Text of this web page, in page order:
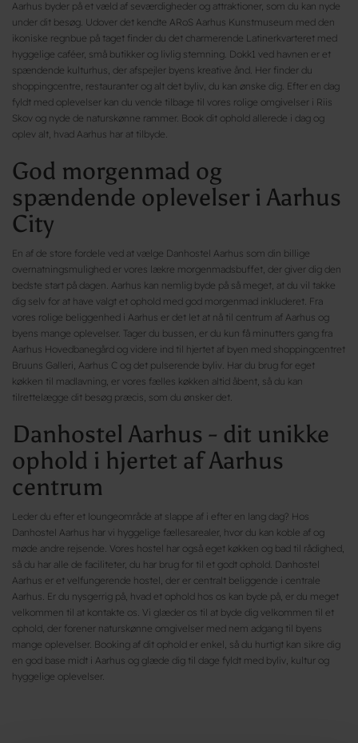
Aarhus byder på et væld af seværdigheder og attraktioner, som du kan nyde
under dit besøg. Udover det kendte ARoS Aarhus Kunstmuseum med den
ikoniske regnbue på taget finder du det charmerende Latinerkvarteret med
hyggelige caféer, små butikker og livlig stemning. Dokk1 ved havnen er et
spændende kulturhus, der afspejler byens kreative ånd. Her finder du
shoppingcentre, restauranter og alt det byliv, du kan ønske dig. Efter en dag
fyldt med oplevelser kan du vende tilbage til vores rolige omgivelser i Riis
Skov og nyde de naturskønne rammer. Book dit ophold allerede i dag og
oplev alt, hvad Aarhus har at tilbyde.
God morgenmad og
spændende oplevelser i Aarhus
City
En af de store fordele ved at vælge Danhostel Aarhus som din billige
overnatningsmulighed er vores lækre morgenmadsbuffet, der giver dig den
bedste start på dagen. Aarhus kan nemlig byde på så meget, at du vil takke
dig selv for at have valgt et ophold med god morgenmad inkluderet. Fra
vores rolige beliggenhed i Aarhus er det let at nå til centrum af Aarhus og
byens mange oplevelser. Tager du bussen, er du kun få minutters gang fra
Aarhus Hovedbanegård og videre ind til hjertet af byen med shoppingcentret
Bruuns Galleri, Aarhus C og det pulserende byliv. Har du brug for eget
køkken til madlavning, er vores fælles køkken altid åbent, så du kan
tilrettelægge dit besøg præcis, som du ønsker det.
Danhostel Aarhus - dit unikke
ophold i hjertet af Aarhus
centrum
Leder du efter et loungeområde at slappe af i efter en lang dag? Hos
Danhostel Aarhus har vi hyggelige fællesarealer, hvor du kan koble af og
møde andre rejsende. Vores hostel har også eget køkken og bad til rådighed,
så du har alle de faciliteter, du har brug for til et godt ophold. Danhostel
Aarhus er et velfungerende hostel, der er centralt beliggende i centrale
Aarhus. Er du nysgerrig på, hvad et ophold hos os kan byde på, er du meget
velkommen til at kontakte os. Vi glæder os til at byde dig velkommen til et
ophold, der forener naturskønne omgivelser med nem adgang til byens
mange oplevelser. Booking af dit ophold er enkel, så du hurtigt kan sikre dig
en god base midt i Aarhus og glæde dig til dage fyldt med byliv, kultur og
hyggelige oplevelser.